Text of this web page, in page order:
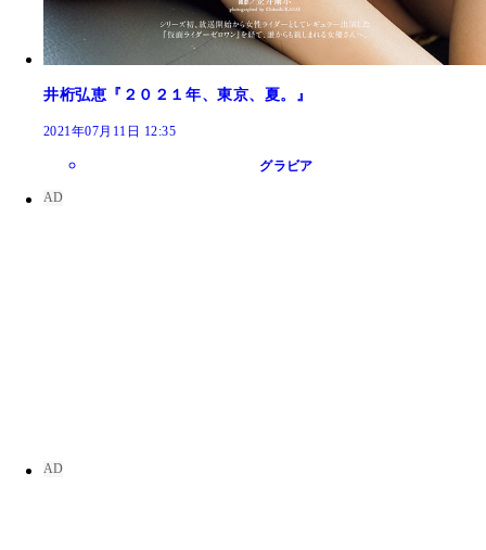
井桁弘恵『２０２１年、東京、夏。』
2021年07月11日 12:35
グラビア